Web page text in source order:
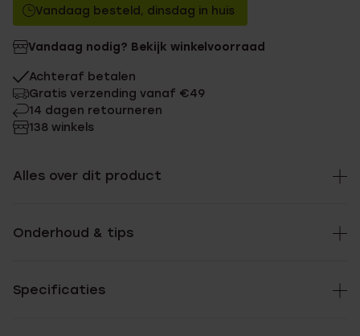
Vandaag besteld, dinsdag in huis
Vandaag nodig? Bekijk winkelvoorraad
Achteraf betalen
Gratis verzending vanaf €49
14 dagen retourneren
138 winkels
Alles over dit product
Onderhoud & tips
Specificaties